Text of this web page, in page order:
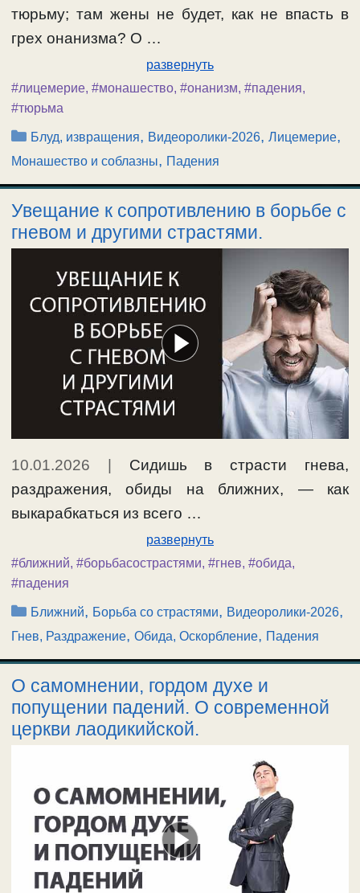
тюрьму; там жены не будет, как не впасть в
грех онанизма? О …
развернуть
#лицемерие, #монашество, #онанизм, #падения,
#тюрьма
Рубрики
Блуд, извращения, Видеоролики-2026,Лицемерие,
Монашество и соблазны, Падения
Увещание к сопротивлению в борьбе с
гневом и другими страстями.
10.01.2026
Сидишь в страсти гнева,
раздражения, обиды на ближних, — как
выкарабкаться из всего …
развернуть
#ближний, #борьбасострастями, #гнев, #обида,
#падения
Рубрики
Ближний, Борьба со страстями, Видеоролики-2026,
Гнев, Раздражение, Обида, Оскорбление, Падения
О самомнении, гордом духе и
попущении падений. О современной
церкви лаодикийской.